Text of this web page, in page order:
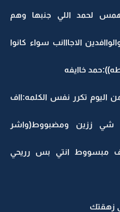
لحمد اللي جنبها وهم
الاجااانب سواء كانوا
خاايفه
اليوم تكرر نفس الكلمه:ااف
شي ززين ومضبووط(واشر
مبسووط انتي بس رريحي
زهقتك